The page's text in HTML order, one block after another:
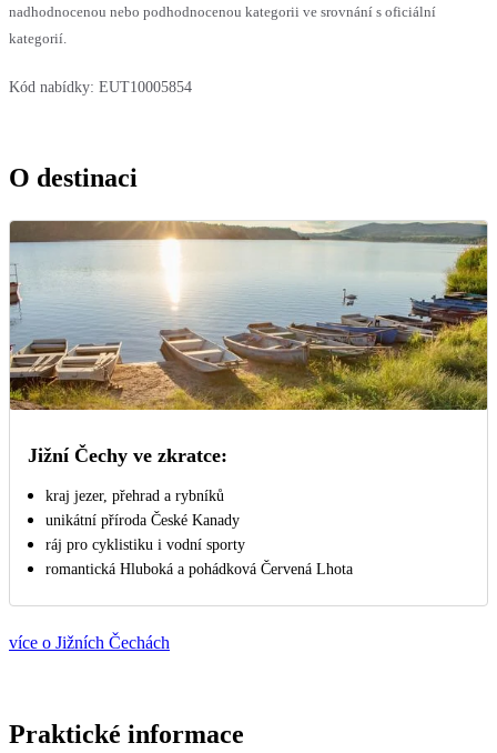
nadhodnocenou nebo podhodnocenou kategorii ve srovnání s oficiální
kategorií.
Kód nabídky: EUT10005854
O destinaci
Jižní Čechy ve zkratce:
kraj jezer, přehrad a rybníků
unikátní příroda České Kanady
ráj pro cyklistiku i vodní sporty
romantická Hluboká a pohádková Červená Lhota
více o Jižních Čechách
Praktické informace